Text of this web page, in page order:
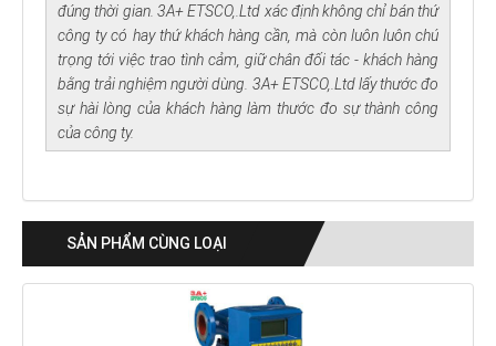
đúng thời gian. 3A+ ETSCO,.Ltd xác định không chỉ bán thứ
công ty có hay thứ khách hàng cần, mà còn luôn luôn chú
trọng tới việc trao tình cảm, giữ chân đối tác - khách hàng
bằng trải nghiệm người dùng. 3A+ ETSCO,.Ltd lấy thước đo
sự hài lòng của khách hàng làm thước đo sự thành công
của công ty.
SẢN PHẨM CÙNG LOẠI